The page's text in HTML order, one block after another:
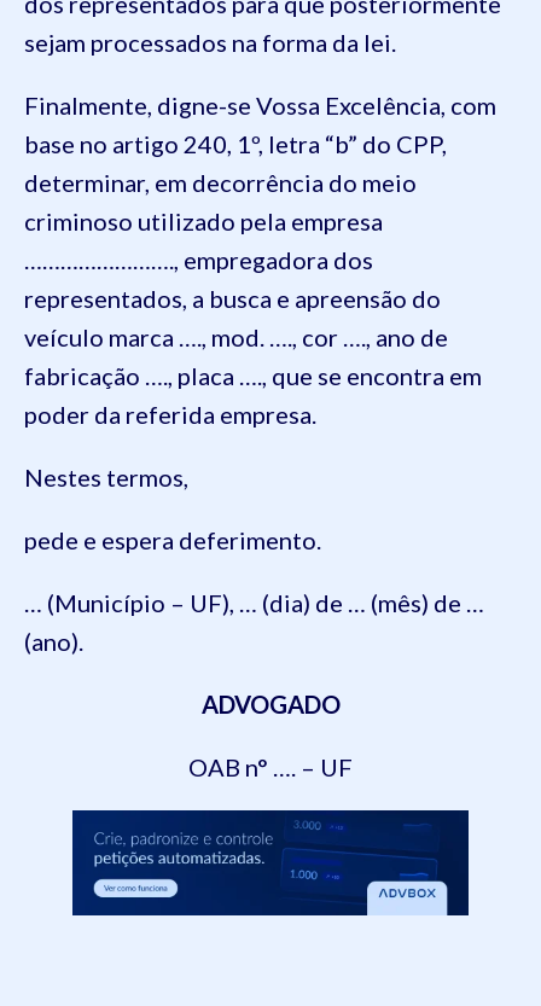
sejam processados na forma da lei.
Finalmente, digne-se Vossa Excelência, com
base no artigo 240, 1º, letra “b” do CPP,
determinar, em decorrência do meio
criminoso utilizado pela empresa
……………………., empregadora dos
representados, a busca e apreensão do
veículo marca …., mod. …., cor …., ano de
fabricação …., placa …., que se encontra em
poder da referida empresa.
Nestes termos,
pede e espera deferimento.
… (Município – UF), … (dia) de … (mês) de …
(ano).
ADVOGADO
OAB n° …. – UF